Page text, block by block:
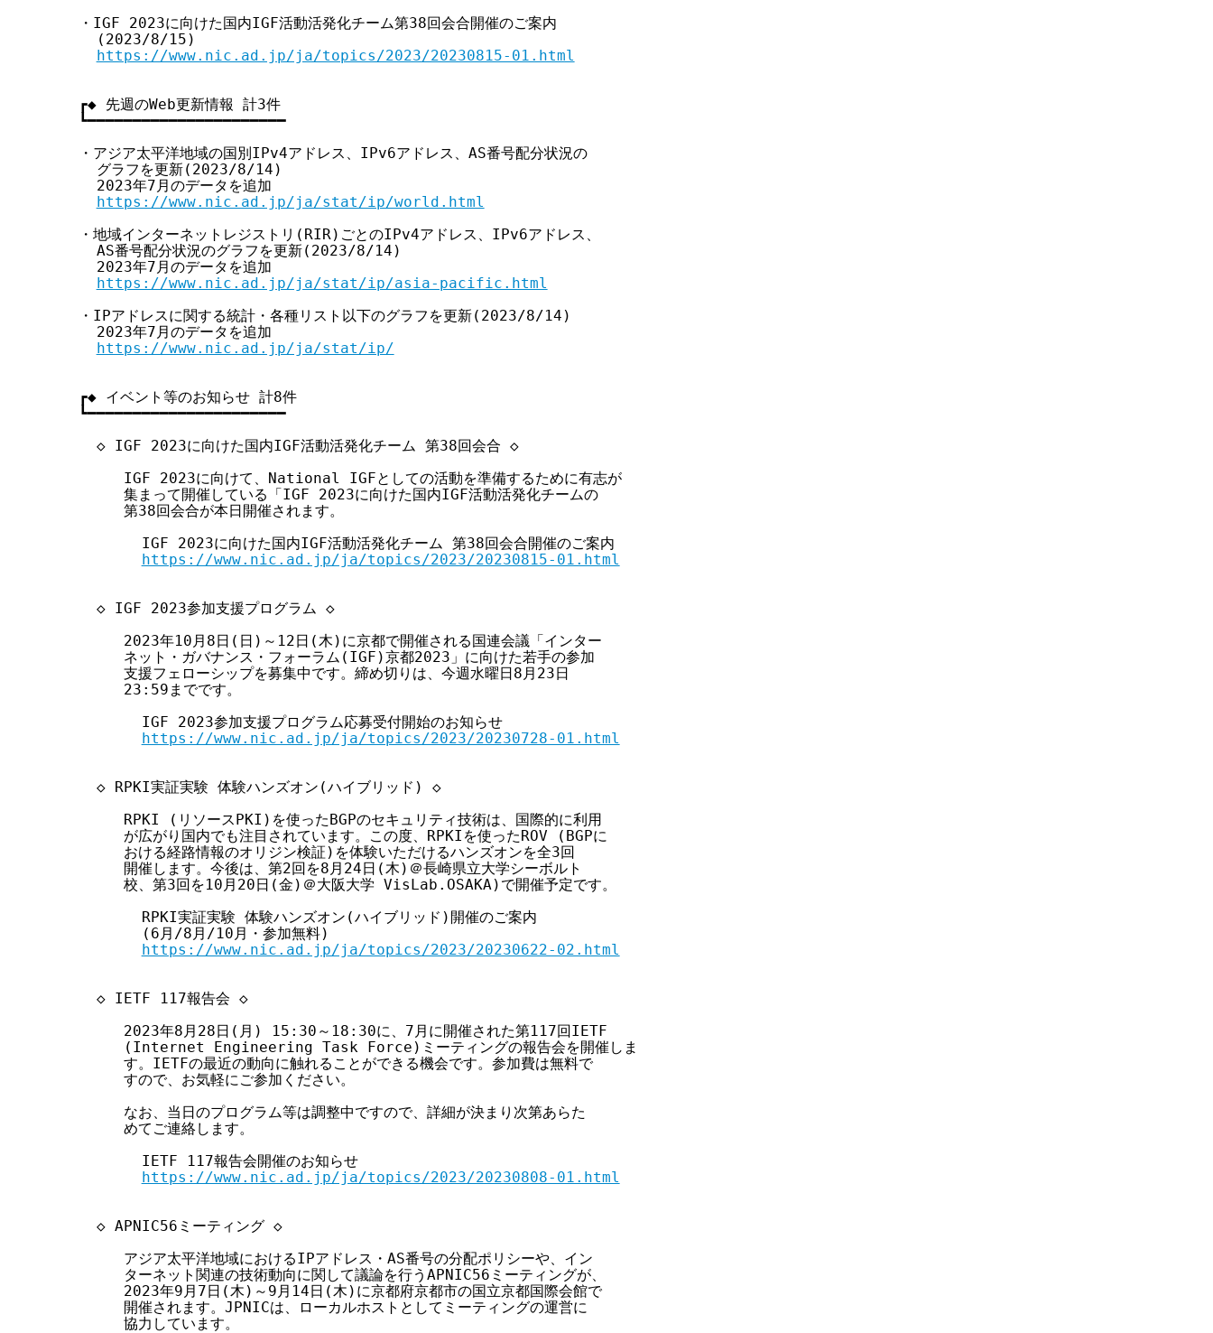
・IGF 2023に向けた国内IGF活動活発化チーム第38回会合開催のご案内
  (2023/8/15)
https://www.nic.ad.jp/ja/topics/2023/20230815-01.html
┏◆ 先週のWeb更新情報 計3件
┗━━━━━━━━━━━━━━━━━━━━━━
・アジア太平洋地域の国別IPv4アドレス、IPv6アドレス、AS番号配分状況の
  グラフを更新(2023/8/14)
  2023年7月のデータを追加
https://www.nic.ad.jp/ja/stat/ip/world.html
・地域インターネットレジストリ(RIR)ごとのIPv4アドレス、IPv6アドレス、
  AS番号配分状況のグラフを更新(2023/8/14)
  2023年7月のデータを追加
https://www.nic.ad.jp/ja/stat/ip/asia-pacific.html
・IPアドレスに関する統計・各種リスト以下のグラフを更新(2023/8/14)
  2023年7月のデータを追加
https://www.nic.ad.jp/ja/stat/ip/
┏◆ イベント等のお知らせ 計8件
┗━━━━━━━━━━━━━━━━━━━━━━
  ◇ IGF 2023に向けた国内IGF活動活発化チーム 第38回会合 ◇
     IGF 2023に向けて、National IGFとしての活動を準備するために有志が
     集まって開催している「IGF 2023に向けた国内IGF活動活発化チームの
     第38回会合が本日開催されます。
       IGF 2023に向けた国内IGF活動活発化チーム 第38回会合開催のご案内
https://www.nic.ad.jp/ja/topics/2023/20230815-01.html
  ◇ IGF 2023参加支援プログラム ◇
     2023年10月8日(日)～12日(木)に京都で開催される国連会議「インター
     ネット・ガバナンス・フォーラム(IGF)京都2023」に向けた若手の参加
     支援フェローシップを募集中です。締め切りは、今週水曜日8月23日
     23:59までです。
       IGF 2023参加支援プログラム応募受付開始のお知らせ
https://www.nic.ad.jp/ja/topics/2023/20230728-01.html
  ◇ RPKI実証実験 体験ハンズオン(ハイブリッド) ◇
     RPKI (リソースPKI)を使ったBGPのセキュリティ技術は、国際的に利用
     が広がり国内でも注目されています。この度、RPKIを使ったROV (BGPに
     おける経路情報のオリジン検証)を体験いただけるハンズオンを全3回
     開催します。今後は、第2回を8月24日(木)＠長崎県立大学シーボルト
     校、第3回を10月20日(金)＠大阪大学 VisLab.OSAKA)で開催予定です。
       RPKI実証実験 体験ハンズオン(ハイブリッド)開催のご案内
       (6月/8月/10月・参加無料)
https://www.nic.ad.jp/ja/topics/2023/20230622-02.html
  ◇ IETF 117報告会 ◇
     2023年8月28日(月) 15:30～18:30に、7月に開催された第117回IETF
     (Internet Engineering Task Force)ミーティングの報告会を開催しま
     す。IETFの最近の動向に触れることができる機会です。参加費は無料で
     すので、お気軽にご参加ください。
     なお、当日のプログラム等は調整中ですので、詳細が決まり次第あらた
     めてご連絡します。
       IETF 117報告会開催のお知らせ
https://www.nic.ad.jp/ja/topics/2023/20230808-01.html
  ◇ APNIC56ミーティング ◇
     アジア太平洋地域におけるIPアドレス・AS番号の分配ポリシーや、イン
     ターネット関連の技術動向に関して議論を行うAPNIC56ミーティングが、
     2023年9月7日(木)～9月14日(木)に京都府京都市の国立京都国際会館で
     開催されます。JPNICは、ローカルホストとしてミーティングの運営に
     協力しています。